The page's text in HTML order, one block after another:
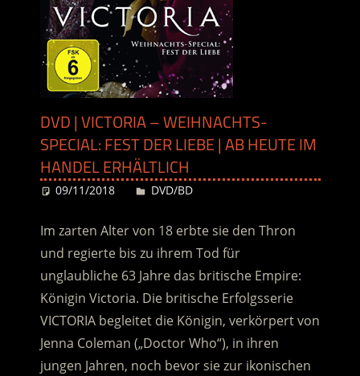
DVD | VICTORIA – WEIHNACHTS-
SPECIAL: FEST DER LIEBE | AB HEUTE IM
HANDEL ERHÄLTLICH
09/11/2018 Desiree
DVD/BD
Im zarten Alter von 18 erbte sie den Thron
und regierte bis zu ihrem Tod für
unglaubliche 63 Jahre das britische Empire:
Königin Victoria. Die britische Erfolgsserie
VICTORIA begleitet die Königin, verkörpert von
Jenna Coleman („Doctor Who“), in ihren
jungen Jahren, noch bevor sie zur ikonischen